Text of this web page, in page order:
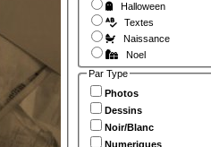
Halloween
Textes
Naissance
Noel
Par Type
Photos
Dessins
Noir/Blanc
Numeriques